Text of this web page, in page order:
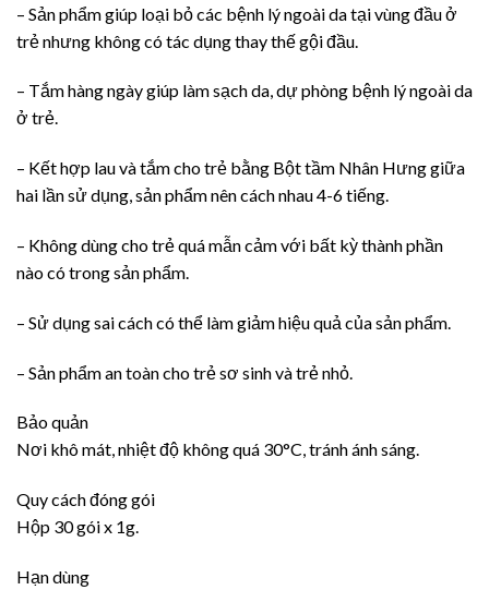
– Sản phẩm giúp loại bỏ các bệnh lý ngoài da tại vùng đầu ở
trẻ nhưng không có tác dụng thay thế gội đầu.
– Tắm hàng ngày giúp làm sạch da, dự phòng bệnh lý ngoài da
ở trẻ.
– Kết hợp lau và tắm cho trẻ bằng Bột tầm Nhân Hưng giữa
hai lần sử dụng, sản phẩm nên cách nhau 4-6 tiếng.
– Không dùng cho trẻ quá mẫn cảm với bất kỳ thành phần
nào có trong sản phẩm.
– Sử dụng sai cách có thể làm giảm hiệu quả của sản phẩm.
– Sản phẩm an toàn cho trẻ sơ sinh và trẻ nhỏ.
Bảo quản
Nơi khô mát, nhiệt độ không quá 30°C, tránh ánh sáng.
Quy cách đóng gói
Hộp 30 gói x 1g.
Hạn dùng